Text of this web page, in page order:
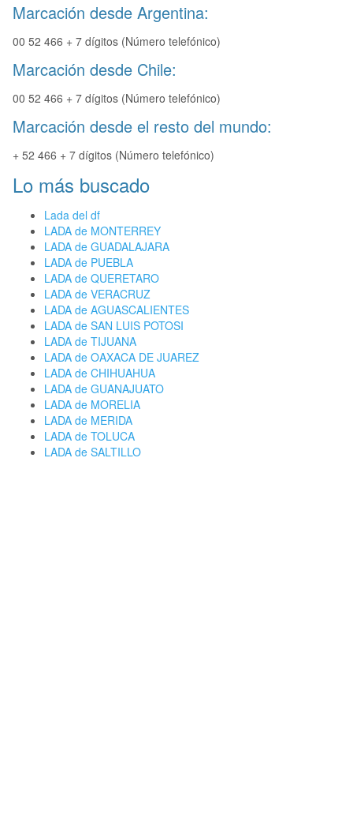
Marcación desde Argentina:
00 52 466 + 7 dígitos (Número telefónico)
Marcación desde Chile:
00 52 466 + 7 dígitos (Número telefónico)
Marcación desde el resto del mundo:
+ 52 466 + 7 dígitos (Número telefónico)
Lo más buscado
Lada del df
LADA de MONTERREY
LADA de GUADALAJARA
LADA de PUEBLA
LADA de QUERETARO
LADA de VERACRUZ
LADA de AGUASCALIENTES
LADA de SAN LUIS POTOSI
LADA de TIJUANA
LADA de OAXACA DE JUAREZ
LADA de CHIHUAHUA
LADA de GUANAJUATO
LADA de MORELIA
LADA de MERIDA
LADA de TOLUCA
LADA de SALTILLO